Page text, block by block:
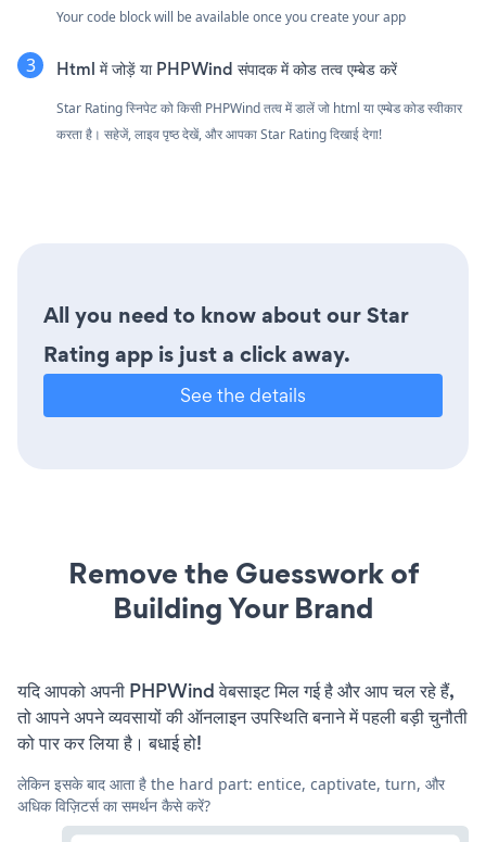
Your code block will be available once you create your app
Html में जोड़ें या PHPWind संपादक में कोड तत्व एम्बेड करें
Star Rating स्निपेट को किसी PHPWind तत्व में डालें जो html या एम्बेड कोड स्वीकार
करता है। सहेजें, लाइव पृष्ठ देखें, और आपका Star Rating दिखाई देगा!
All you need to know about our Star
Rating app is just a click away.
See the details
Remove the Guesswork of
Building Your Brand
यदि आपको अपनी PHPWind वेबसाइट मिल गई है और आप चल रहे हैं,
तो आपने अपने व्यवसायों की ऑनलाइन उपस्थिति बनाने में पहली बड़ी चुनौती
को पार कर लिया है। बधाई हो!
लेकिन इसके बाद आता है the hard part: entice, captivate, turn, और
अधिक विज़िटर्स का समर्थन कैसे करें?